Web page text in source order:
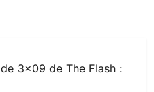
3×09 de The Flash :